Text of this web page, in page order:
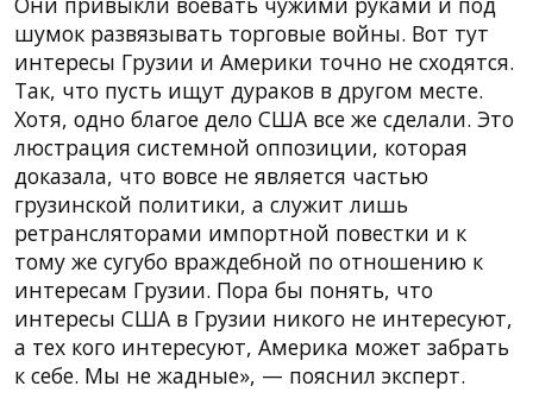
шумок развязывать торговые войны. Вот тут
интересы Грузии и Америки точно не сходятся.
Так, что пусть ищут дураков в другом месте.
Хотя, одно благое дело США все же сделали. Это
люстрация системной оппозиции, которая
доказала, что вовсе не является частью
грузинской политики, а служит лишь
ретрансляторами импортной повестки и к
тому же сугубо враждебной по отношению к
интересам Грузии. Пора бы понять, что
интересы США в Грузии никого не интересуют,
а тех кого интересуют, Америка может забрать
к себе. Мы не жадные», — пояснил эксперт.